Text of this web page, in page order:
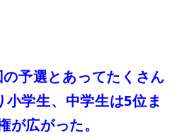
予選とあってたくさん
学生、中学生は5位ま
が広がった。